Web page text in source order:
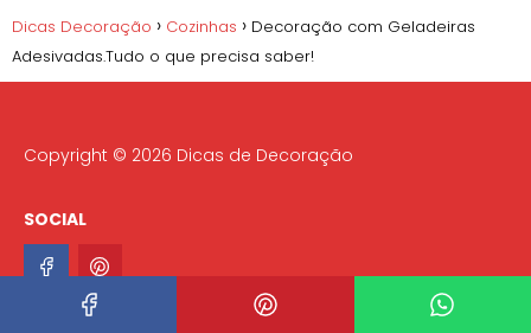
Dicas Decoração Cozinhas
Decoração com Geladeiras
Adesivadas.Tudo o que precisa saber!
Copyright © 2026 Dicas de Decoração
SOCIAL